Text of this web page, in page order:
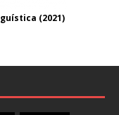
(2021)